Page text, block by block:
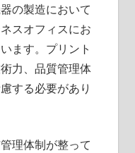
の製造において
スオフィスにお
ます。プリント
力、品質管理体
する必要があり
理体制が整って